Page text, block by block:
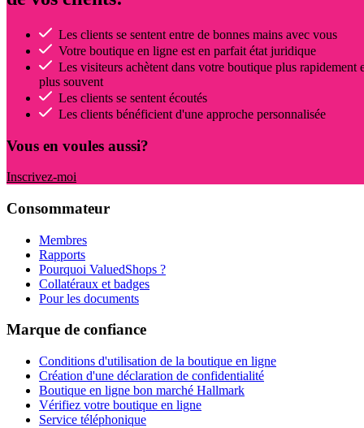
Les clients se sentent entre de bonnes mains avec vous
Votre boutique en ligne est en parfait état juridique
Les visiteurs achètent dans votre boutique plus rapidement
plus souvent
Les clients se sentent écoutés
Les clients bénéficient d'une approche personnalisée
Vous en voules aussi?
Inscrivez-moi
Consommateur
Membres
Rapports
Pourquoi ValuedShops ?
Collatéraux et badges
Pour les documents
Marque de confiance
Conditions d'utilisation de la boutique en ligne
Création d'une déclaration de confidentialité
Boutique en ligne bon marché Hallmark
Vérifiez votre boutique en ligne
Service téléphonique